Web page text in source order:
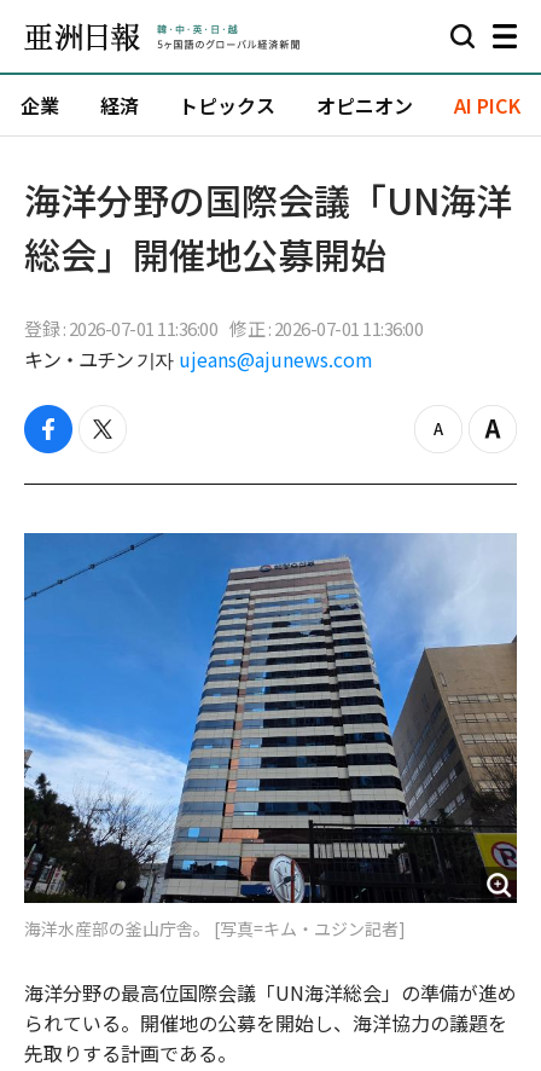
企業 経済 トピックス オピニオン AI PICK
海洋分野の国際会議「UN海洋
総会」開催地公募開始
登録 : 2026-07-01 11:36:00 修正 : 2026-07-01 11:36:00
キン・ユチン 기자 ujeans@ajunews.com
f
c
b
o
t
i
t
e
z
o
o
Z
o
i
海洋水産部の釜山庁舎。 [写真=キム・ユジン記者]
海洋分野の最高位国際会議「UN海洋総会」の準備が進め
られている。開催地の公募を開始し、海洋協力の議題を
先取りする計画である。